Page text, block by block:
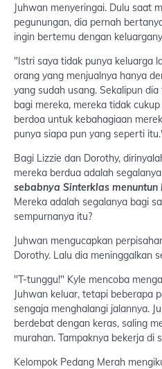
Juhwan menyeringai. Dulu saat
pegunungan, dia pernah
ingin bertemu dengan
"Istri saya tidak punya keluarga
orang yang menjualnya hanya
yang sudah usang. Sekalipun
bagi mereka, mereka tidak
berdoa untuk kebahagiaan
punya siapa pun yang seperti
Bagi Lizzie dan Dorothy,
mereka berdua adalah
sebabnya Sinterklas
Mereka adalah segalanya bagi
sempurnanya itu?
Juhwan mengucapkan
Dorothy. Lalu dia meninggalkan
"T-tunggu!" Kyle mencoba
Juhwan keluar, tetapi beberapa
sengaja menghalangi jalannya.
berdebat dengan keras, saling
murahan. Tampaknya bekerja di
Kelompok Pedang Merah